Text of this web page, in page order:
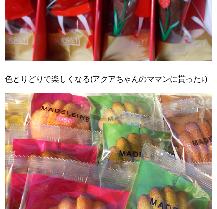
色とりどりで楽しくなる(アクアちゃんのママンに貰った↓)